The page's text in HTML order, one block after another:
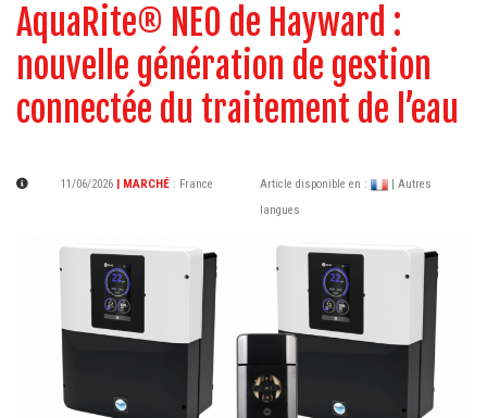
AquaRite® NEO de Hayward :
nouvelle génération de gestion
connectée du traitement de l’eau
11/06/2026 | MARCHÉ : France Article disponible en :
| Autres
langues